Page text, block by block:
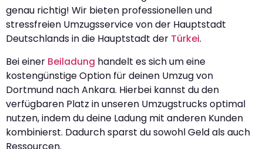
genau richtig! Wir bieten professionellen und
stressfreien Umzugsservice von der Hauptstadt
Deutschlands in die Hauptstadt der Türkei.
Bei einer Beiladung handelt es sich um eine
kostengünstige Option für deinen Umzug von
Dortmund nach Ankara. Hierbei kannst du den
verfügbaren Platz in unseren Umzugstrucks optimal
nutzen, indem du deine Ladung mit anderen Kunden
kombinierst. Dadurch sparst du sowohl Geld als auch
Ressourcen.